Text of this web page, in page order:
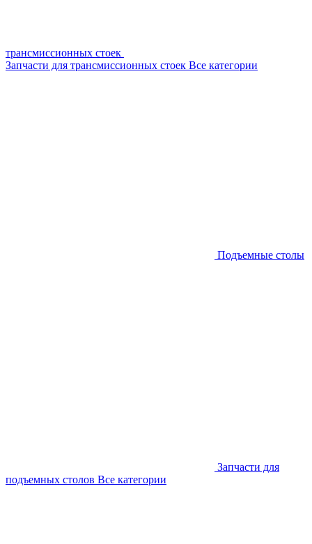
трансмиссионных стоек
Запчасти для трансмиссионных стоек Все категории
Подъемные столы
Запчасти для
подъемных столов Все категории